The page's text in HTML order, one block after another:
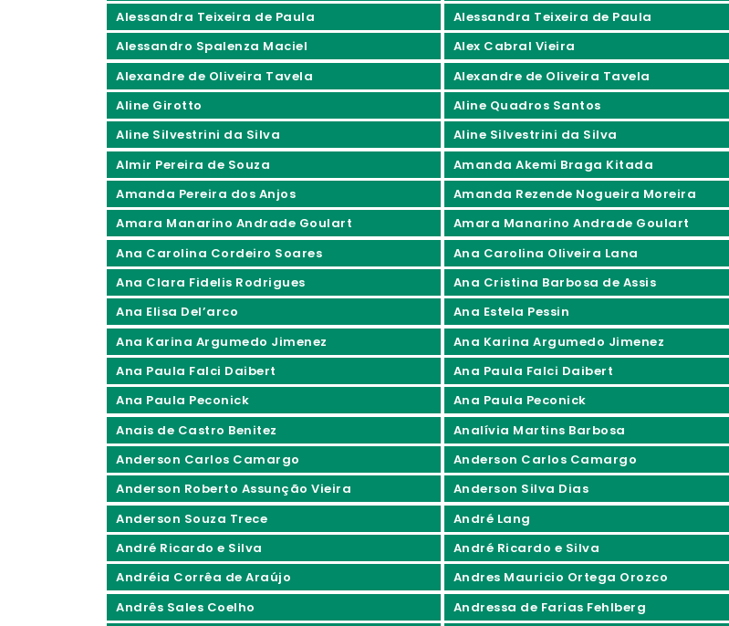
Alessandra Teixeira de Paula
Alessandra Teixeira de Paula
Alessandro Spalenza Maciel
Alex Cabral Vieira
Alexandre de Oliveira Tavela
Alexandre de Oliveira Tavela
Aline Girotto
Aline Quadros Santos
Aline Silvestrini da Silva
Aline Silvestrini da Silva
Almir Pereira de Souza
Amanda Akemi Braga Kitada
Amanda Pereira dos Anjos
Amanda Rezende Nogueira Moreira
Amara Manarino Andrade Goulart
Amara Manarino Andrade Goulart
Ana Carolina Cordeiro Soares
Ana Carolina Oliveira Lana
Ana Clara Fidelis Rodrigues
Ana Cristina Barbosa de Assis
Ana Elisa Del’arco
Ana Estela Pessin
Ana Karina Argumedo Jimenez
Ana Karina Argumedo Jimenez
Ana Paula Falci Daibert
Ana Paula Falci Daibert
Ana Paula Peconick
Ana Paula Peconick
Anais de Castro Benitez
Analívia Martins Barbosa
Anderson Carlos Camargo
Anderson Carlos Camargo
Anderson Roberto Assunção Vieira
Anderson Silva Dias
Anderson Souza Trece
André Lang
André Ricardo e Silva
André Ricardo e Silva
Andréia Corrêa de Araújo
Andres Mauricio Ortega Orozco
Andrês Sales Coelho
Andressa de Farias Fehlberg